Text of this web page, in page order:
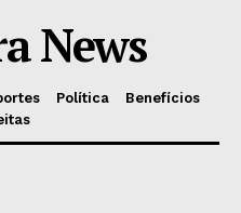
News
Política
Benefícios